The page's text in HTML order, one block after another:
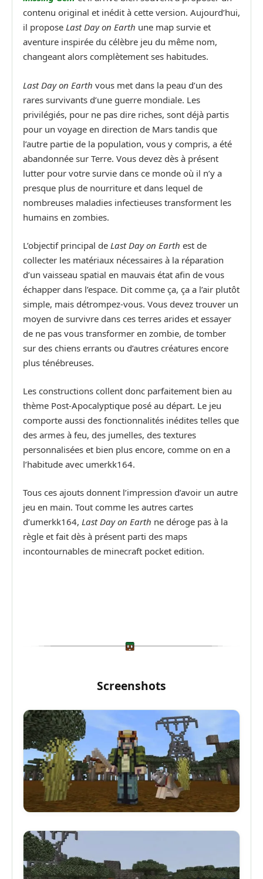
contenu original et inédit à cette version. Aujourd’hui,
il propose Last Day on Earth une map survie et
aventure inspirée du célèbre jeu du même nom,
changeant alors complètement ses habitudes.
Last Day on Earth vous met dans la peau d’un des
rares survivants d’une guerre mondiale. Les
privilégiés, pour ne pas dire riches, sont déjà partis
pour un voyage en direction de Mars tandis que
l’autre partie de la population, vous y compris, a été
abandonnée sur Terre. Vous devez dès à présent
lutter pour votre survie dans ce monde où il n’y a
presque plus de nourriture et dans lequel de
nombreuses maladies infectieuses transforment les
humains en zombies.
L’objectif principal de Last Day on Earth est de
collecter les matériaux nécessaires à la réparation
d’un vaisseau spatial en mauvais état afin de vous
échapper dans l’espace. Dit comme ça, ça a l’air plutôt
simple, mais détrompez-vous. Vous devez trouver un
moyen de survivre dans ces terres arides et essayer
de ne pas vous transformer en zombie, de tomber
sur des chiens errants ou d’autres créatures encore
plus ténébreuses.
Les constructions collent donc parfaitement bien au
thème Post-Apocalyptique posé au départ. Le jeu
comporte aussi des fonctionnalités inédites telles que
des armes à feu, des jumelles, des textures
personnalisées et bien plus encore, comme on en a
l’habitude avec umerkk164.
Tous ces ajouts donnent l’impression d’avoir un autre
jeu en main. Tout comme les autres cartes
d’umerkk164, Last Day on Earth ne déroge pas à la
règle et fait dès à présent parti des maps
incontournables de minecraft pocket edition.
Screenshots